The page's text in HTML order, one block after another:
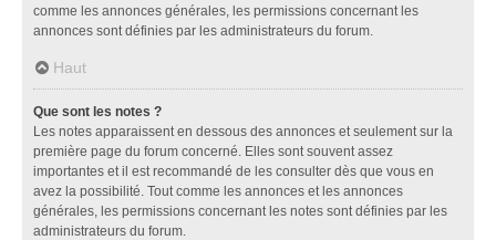
comme les annonces générales, les permissions concernant les
annonces sont définies par les administrateurs du forum.
Haut
Que sont les notes ?
Les notes apparaissent en dessous des annonces et seulement sur la
première page du forum concerné. Elles sont souvent assez
importantes et il est recommandé de les consulter dès que vous en
avez la possibilité. Tout comme les annonces et les annonces
générales, les permissions concernant les notes sont définies par les
administrateurs du forum.